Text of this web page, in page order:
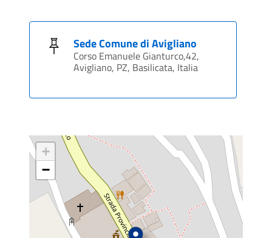
Sede Comune di Avigliano
Corso Emanuele Gianturco,42,
Avigliano, PZ, Basilicata, Italia
+
−